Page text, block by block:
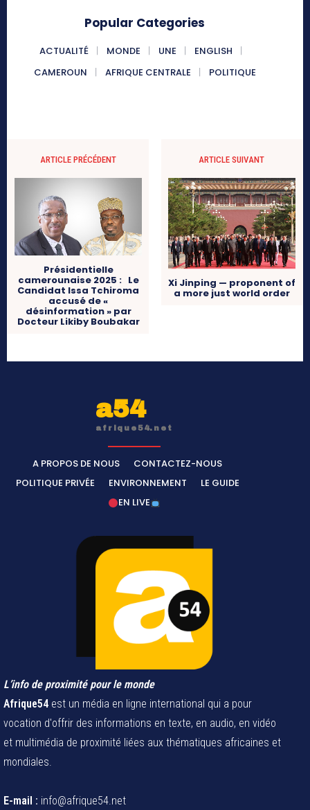
Popular Categories
ACTUALITÉ MONDE UNE
ENGLISH
CAMEROUN
AFRIQUE CENTRALE POLITIQUE
ARTICLE PRÉCÉDENT
Présidentielle
camerounaise 2025 : Le
Candidat Issa Tchiroma
accusé de «
désinformation » par
Docteur Likiby Boubakar
ARTICLE SUIVANT
Xi Jinping — proponent of
a more just world order
a54
afrique54.net
A PROPOS DE NOUS
CONTACTEZ-NOUS
POLITIQUE PRIVÉE
ENVIRONNEMENT
LE GUIDE
EN LIVE
L’info de proximité pour le monde
Afrique54 est un média en ligne international qui a pour
vocation d'offrir des informations en texte, en audio, en vidéo
et multimédia de proximité liées aux thématiques africaines et
mondiales.
E-mail : info@afrique54.net